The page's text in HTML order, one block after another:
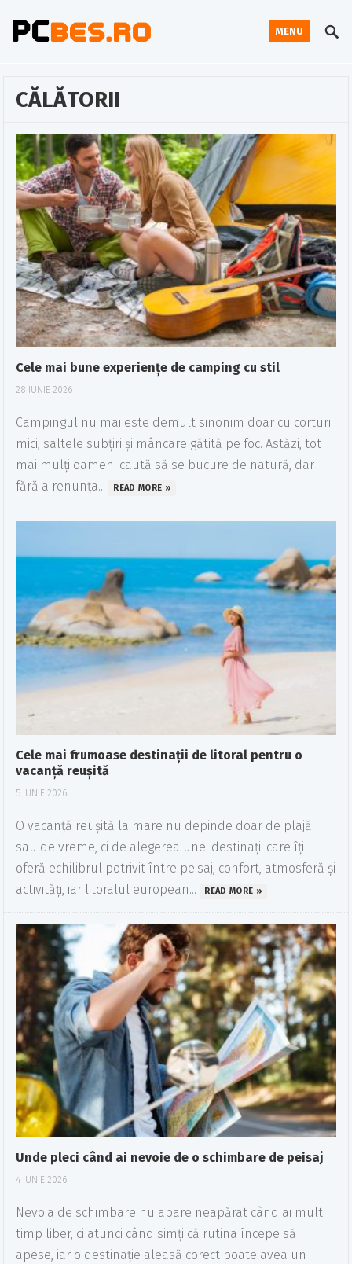
MENU
CĂLĂTORII
Cele mai bune experiențe de camping cu stil
28 IUNIE 2026
Campingul nu mai este demult sinonim doar cu corturi
mici, saltele subțiri și mâncare gătită pe foc. Astăzi, tot
mai mulți oameni caută să se bucure de natură, dar
fără a renunța...
READ MORE »
Cele mai frumoase destinații de litoral pentru o
vacanță reușită
5 IUNIE 2026
O vacanță reușită la mare nu depinde doar de plajă
sau de vreme, ci de alegerea unei destinații care îți
oferă echilibrul potrivit între peisaj, confort, atmosferă și
activități, iar litoralul european...
READ MORE »
Unde pleci când ai nevoie de o schimbare de peisaj
4 IUNIE 2026
Nevoia de schimbare nu apare neapărat când ai mult
timp liber, ci atunci când simți că rutina începe să
apese, iar o destinație aleasă corect poate avea un